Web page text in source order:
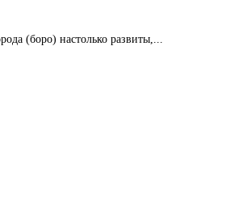
(боро) настолько развиты,...